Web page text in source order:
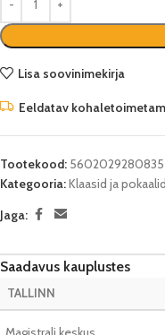
Lisa soovinimekirja
Eeldatav
Tootekood: 5602029280835
Kategooria:Klaasid ja pokaalid
Jaga:
Saadavus kauplustes
TALLINN